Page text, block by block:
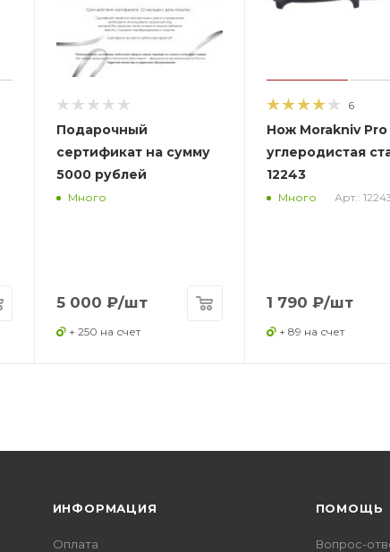
Подарочный
сертификат на сумму
5000 рублей
Много
5 000 ₽/шт
+ 250 на счет
6
Нож Morakniv Pro
углеродистая
12243
Много Арт.:
1 790 ₽/шт
+ 89 на счет
ИНФОРМАЦИЯ
Оплата
ПОМОЩЬ
Вопрос-